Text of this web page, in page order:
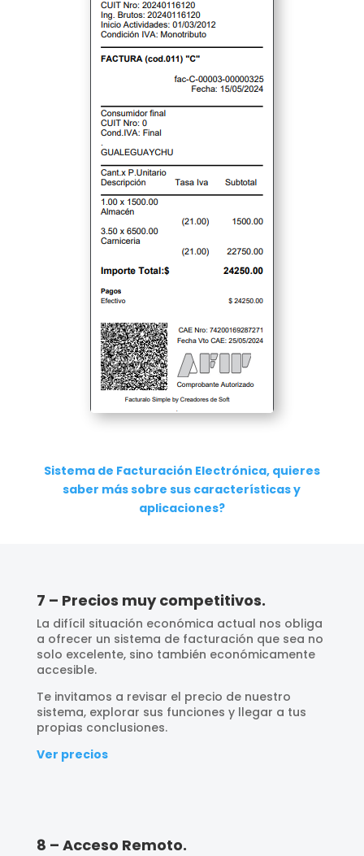
Sistema de Facturación Electrónica, quieres
saber más sobre sus características y
aplicaciones?
7 – Precios muy competitivos.
La difícil situación económica actual nos obliga
a ofrecer un sistema de facturación que sea no
solo excelente, sino también económicamente
accesible.
Te invitamos a revisar el precio de nuestro
sistema, explorar sus funciones y llegar a tus
propias conclusiones.
Ver precios
8 – Acceso Remoto.